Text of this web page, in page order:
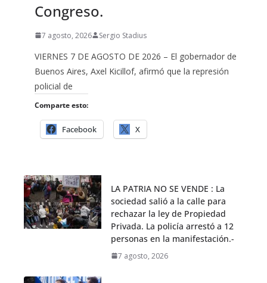
Congreso.
7 agosto, 2026 Sergio Stadius
VIERNES 7 DE AGOSTO DE 2026 – El gobernador de
Buenos Aires, Axel Kicillof, afirmó que la represión
policial de
Comparte esto:
Facebook X
LA PATRIA NO SE VENDE : La
sociedad salió a la calle para
rechazar la ley de Propiedad
Privada. La policía arrestó a 12
personas en la manifestación.-
7 agosto, 2026